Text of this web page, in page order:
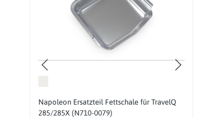
Napoleon Ersatzteil Fettschale für TravelQ
285/285X (N710-0079)